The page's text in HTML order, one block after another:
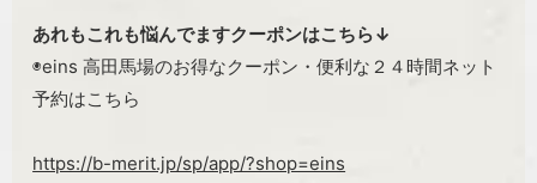
あれもこれも悩んでますクーポンはこちら↓
◉eins 高田馬場のお得なクーポン・便利な２４時間ネット
予約はこちら
https://b-merit.jp/sp/app/?shop=eins